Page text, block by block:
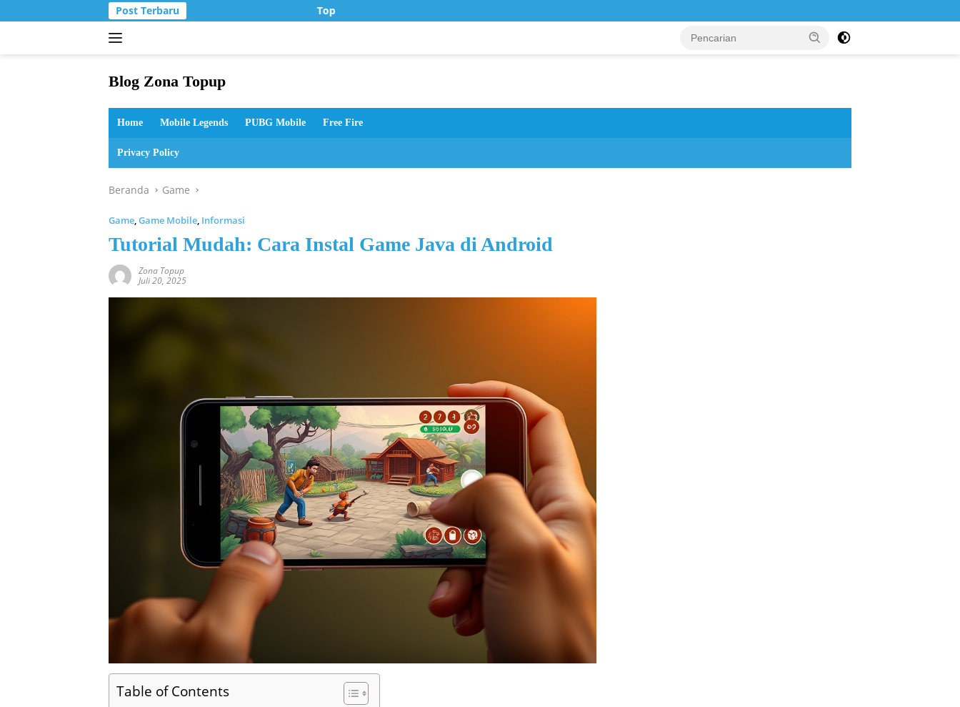
ke
Post Terbaru Top Up Murah di Zona Topup
Blog Zona Topup
dan
bermain
Home Mobile Legends PUBG Mobile Free Fire
Privacy Policy
Beranda Game
Game,Game Mobile, Informasi
Tutorial Mudah: Cara Instal Game Java di Android
Zona Topup
Juli 20, 2025
Table of Contents